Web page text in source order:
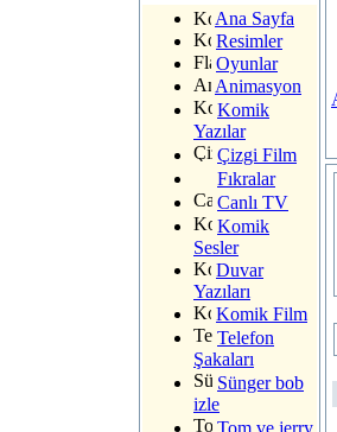
Ana Sayfa
Resimler
Oyunlar
Animasyon
Komik
Yazılar
Çizgi Film
Fıkralar
Canlı TV
Komik
Sesler
Duvar
Yazıları
Komik Film
Telefon
Şakaları
Sünger bob
izle
Tom ve jerry